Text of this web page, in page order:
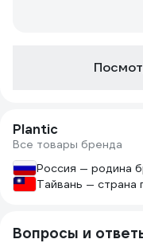
Plantic
Все товары бренда
Россия — родина
Тайвань — страна
Вопросы и